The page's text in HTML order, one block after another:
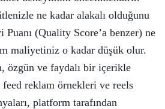
ne kadar alakalı olduğunu
Puanı (Quality Score’a benzer) ne
maliyetiniz o kadar düşük olur.
özgün ve faydalı bir içerikle
reklam örnekleri ve reels
platform tarafından